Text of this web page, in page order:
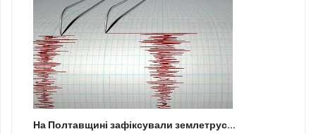
На Полтавщині зафіксували землетрус...